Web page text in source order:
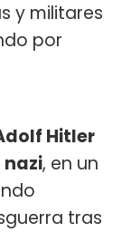
y militares
por
Hitler
, en un
tras